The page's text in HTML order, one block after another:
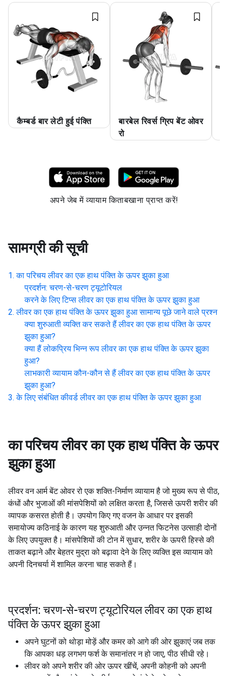
कैम्बर्ड बार लेटी हुई पंक्ति
बारबेल रिवर्स ग्रिप बेंट ओवर
रो
अपने जेब में व्यायाम किताबखाना प्राप्त करें!
सामग्री की सूची
का परिचय लीवर का एक हाथ पंक्ति के ऊपर झुका हुआ
प्रदर्शन: चरण-से-चरण ट्यूटोरियल
करने के लिए टिप्स लीवर का एक हाथ पंक्ति के ऊपर झुका हुआ
लीवर का एक हाथ पंक्ति के ऊपर झुका हुआ सामान्य पूछे जाने वाले प्रश्न
क्या शुरुआती व्यक्ति कर सकते हैं लीवर का एक हाथ पंक्ति के ऊपर
झुका हुआ?
क्या हैं लोकप्रिय भिन्न रूप लीवर का एक हाथ पंक्ति के ऊपर झुका
हुआ?
लाभकारी व्यायाम कौन-कौन से हैं लीवर का एक हाथ पंक्ति के ऊपर
झुका हुआ?
के लिए संबंधित कीवर्ड लीवर का एक हाथ पंक्ति के ऊपर झुका हुआ
का परिचय लीवर का एक हाथ पंक्ति के ऊपर
झुका हुआ
लीवर वन आर्म बेंट ओवर रो एक शक्ति-निर्माण व्यायाम है जो मुख्य रूप से पीठ,
कंधों और भुजाओं की मांसपेशियों को लक्षित करता है, जिससे ऊपरी शरीर की
व्यापक कसरत होती है। उपयोग किए गए वजन के आधार पर इसकी
समायोज्य कठिनाई के कारण यह शुरुआती और उन्नत फिटनेस उत्साही दोनों
के लिए उपयुक्त है। मांसपेशियों की टोन में सुधार, शरीर के ऊपरी हिस्से की
ताकत बढ़ाने और बेहतर मुद्रा को बढ़ावा देने के लिए व्यक्ति इस व्यायाम को
अपनी दिनचर्या में शामिल करना चाह सकते हैं।
प्रदर्शन: चरण-से-चरण ट्यूटोरियल लीवर का एक हाथ
पंक्ति के ऊपर झुका हुआ
अपने घुटनों को थोड़ा मोड़ें और कमर को आगे की ओर झुकाएं जब तक
कि आपका धड़ लगभग फर्श के समानांतर न हो जाए, पीठ सीधी रहे।
लीवर को अपने शरीर की ओर ऊपर खींचें, अपनी कोहनी को अपनी